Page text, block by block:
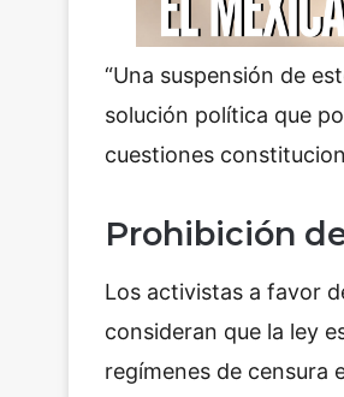
“Una suspensión de
solución política que
cuestiones
Prohibición
Los activistas a favor
consideran que la ley
regímenes de censura